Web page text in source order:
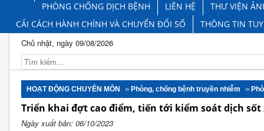
PHÒNG CHỐNG DỊCH BỆNH
LIÊN HỆ
THƯ VIỆN
CẢI CÁCH HÀNH CHÍNH VÀ CHUYỂN ĐỔI SỐ
THÔNG TIN
Chủ nhật, ngày 09/08/2026
HOẠT ĐỘNG CHUYÊN MÔN Phòng, chống bệnh truyền nhiễm
Triển khai đợt cao điểm, tiến tới kiểm soát dịch
Ngày xuất bản: 06/10/2023